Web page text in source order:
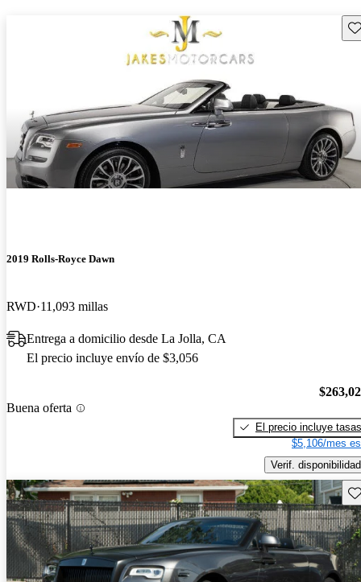
2019 Rolls-Royce Dawn
RWD 11,093 millas
Entrega a domicilio desde La Jolla, CA
El precio incluye envío de $3,056
Buena oferta
El precio incluye tasas
$5,106/mes
Verif. disponibilidad